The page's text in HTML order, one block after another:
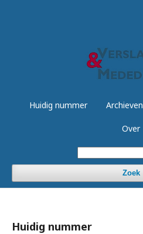
Huidig nummer Archieven
Over
Zoek
Huidig nummer